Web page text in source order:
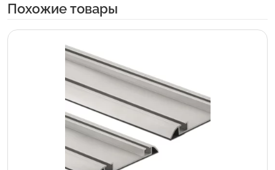
Похожие товары